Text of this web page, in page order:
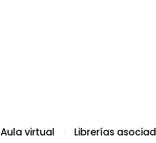
Aula virtual Librerías